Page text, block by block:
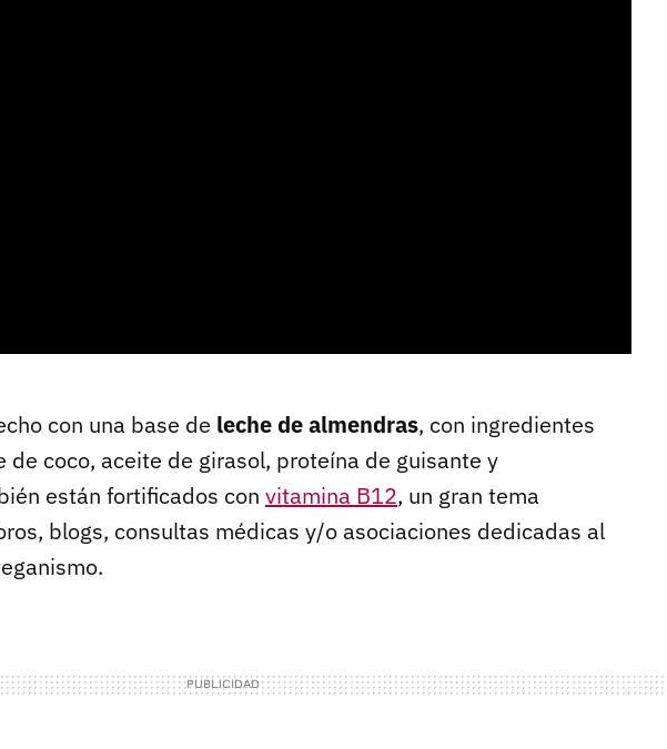
con una base de leche de almendras, con ingredientes
de coco, aceite de girasol, proteína de guisante y
están fortificados con vitamina B12, un gran tema
blogs, consultas médicas y/o asociaciones dedicadas al